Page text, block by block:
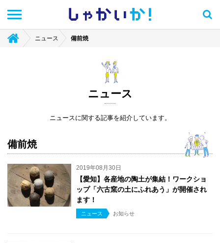
しゃかい か！
ニュース 備前焼
ニュース
ニュースに関する記事を紹介しています。
備前焼
2019年08月30日
【愛知】各産地の陶土が集結！ワークショ
ップ「六古窯の土にふれあう」が開催され
ます！
ニュース お知らせ